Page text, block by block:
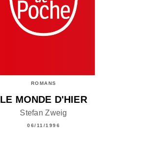
ROMANS
LE MONDE D'HIER
Stefan Zweig
06/11/1996